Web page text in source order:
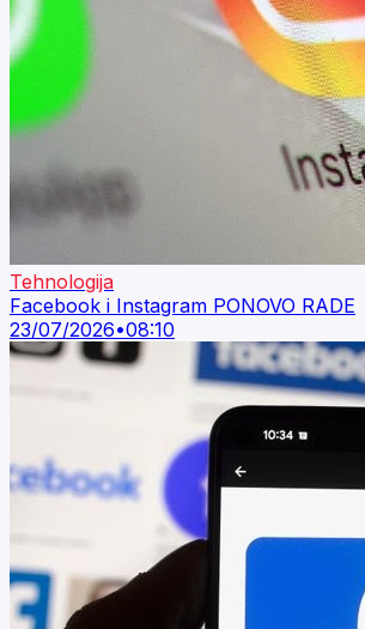
Tehnologija
Facebook i Instagram PONOVO RADE
23/07/2026•08:10